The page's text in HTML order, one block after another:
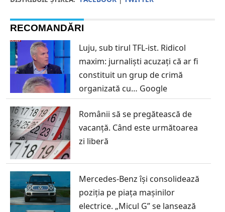
RECOMANDĂRI
Luju, sub tirul TFL-ist. Ridicol
maxim: jurnaliști acuzați că ar fi
constituit un grup de crimă
organizată cu… Google
Românii să se pregătească de
vacanță. Când este următoarea
zi liberă
Mercedes-Benz își consolidează
poziția pe piața mașinilor
electrice. „Micul G” se lansează